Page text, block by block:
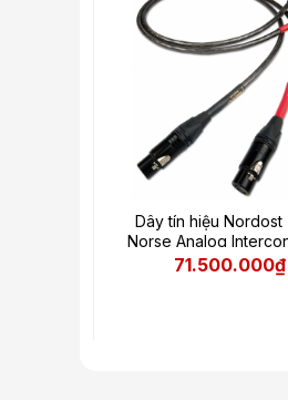
Dây tín hiệu Nordost
Norse Analog
XLR
71.500.000₫